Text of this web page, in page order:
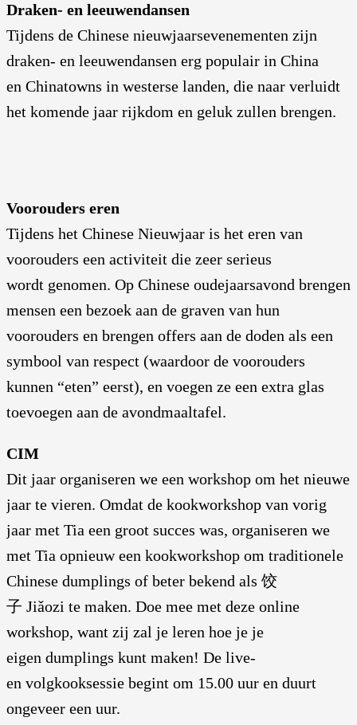
Draken- en leeuwendansen
Tijdens de Chinese nieuwjaarsevenementen zijn
draken- en leeuwendansen erg populair in China
en Chinatowns in westerse landen, die naar verluidt
het komende jaar rijkdom en geluk zullen brengen.
Voorouders eren
Tijdens het Chinese Nieuwjaar is het eren van
voorouders een activiteit die zeer serieus
wordt genomen. Op Chinese oudejaarsavond brengen
mensen een bezoek aan de graven van hun
voorouders en brengen offers aan de doden als een
symbool van respect (waardoor de voorouders
kunnen “eten” eerst), en voegen ze een extra glas
toevoegen aan de avondmaaltafel.
CIM
Dit jaar organiseren we een workshop om het nieuwe
jaar te vieren. Omdat de kookworkshop van vorig
jaar met Tia een groot succes was, organiseren we
met Tia opnieuw een kookworkshop om traditionele
Chinese dumplings of beter bekend als 饺
子 Jiǎozi te maken. Doe mee met deze online
workshop, want zij zal je leren hoe je je
eigen dumplings kunt maken! De live-
en volgkooksessie begint om 15.00 uur en duurt
ongeveer een uur.